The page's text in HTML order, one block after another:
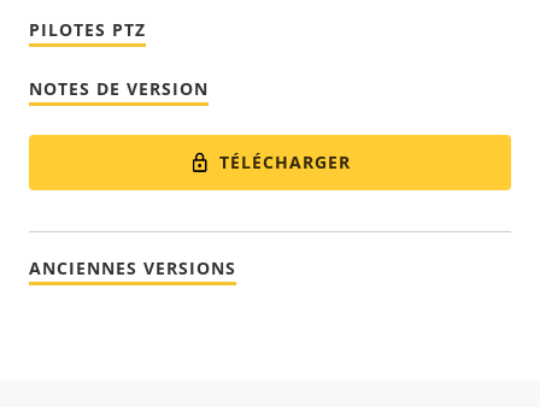
PILOTES PTZ
NOTES DE VERSION
TÉLÉCHARGER
ANCIENNES VERSIONS